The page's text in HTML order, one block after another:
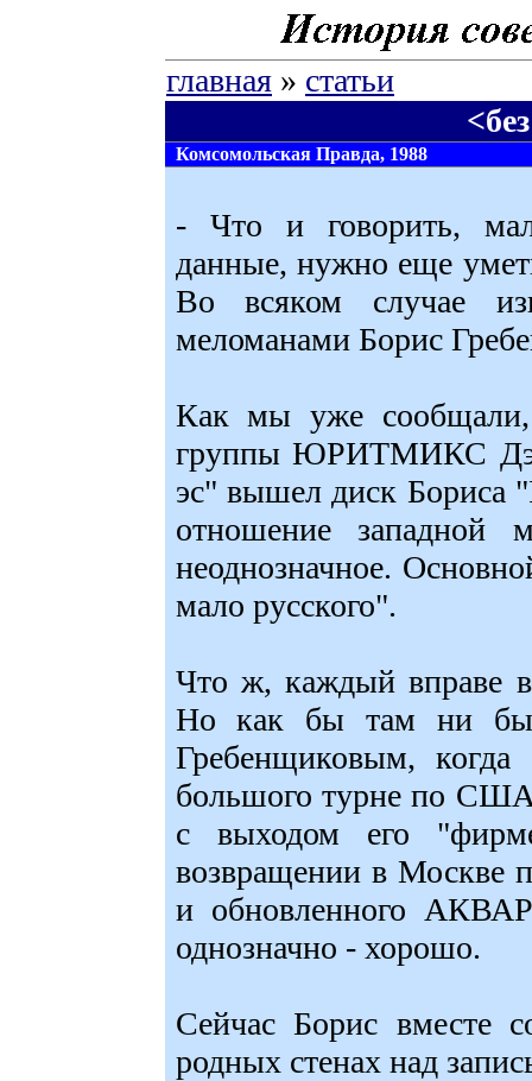
главная » статьи
Комсомольская Правда, 1988
- Что и говорить,
данные, нужно еще
Во всяком случае
меломанами Борис
Как мы уже сообщали,
группы ЮРИТМИКС
эс" вышел диск Бориса
отношение западной
неоднозначное.
мало русского".
Что ж, каждый вправе
Но как бы там ни
Гребенщиковым,
большого турне по США
с выходом его
возвращении в Москве
и обновленного
однозначно - хорошо.
Сейчас Борис вместе
родных стенах над